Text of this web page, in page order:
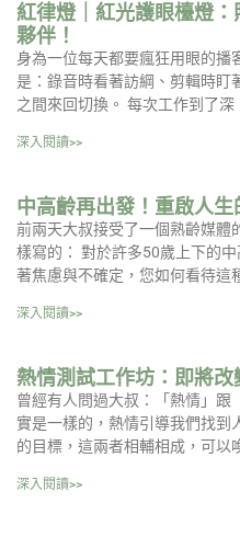
紅律燈｜紅光護眼檯燈
夥伴！
身為一位每天都要瘋狂用眼的播
是：錄音時看著訪綱、剪輯時盯
之間來回切換。 每次工作到了深
深入閱讀>>
中高齡再出發！重啟人生
前兩天大叔接受了一個熟齡媒體
樣寫的： 對於許多50歲上下的
著焦慮與不確定，您如何看待這
深入閱讀>>
熱情測試工作坊：即將改
曾經有人問過大叔：「熱情」跟
實是一樣的，熱情引導我們找到
的目標，這兩者相輔相成，可以
深入閱讀>>